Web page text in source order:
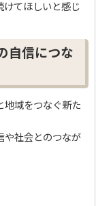
けてほしいと感じ
自信につな
地域をつなぐ新た
や社会とのつなが